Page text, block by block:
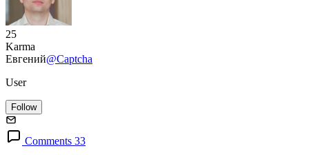
25
Karma
Евгений@Captcha
User
Follow
Comments 33